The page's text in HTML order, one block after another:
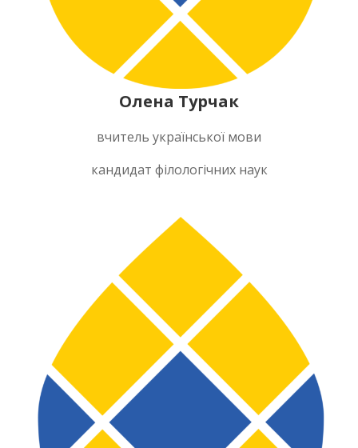
Олена Турчак
вчитель української мови
кандидат філологічних наук